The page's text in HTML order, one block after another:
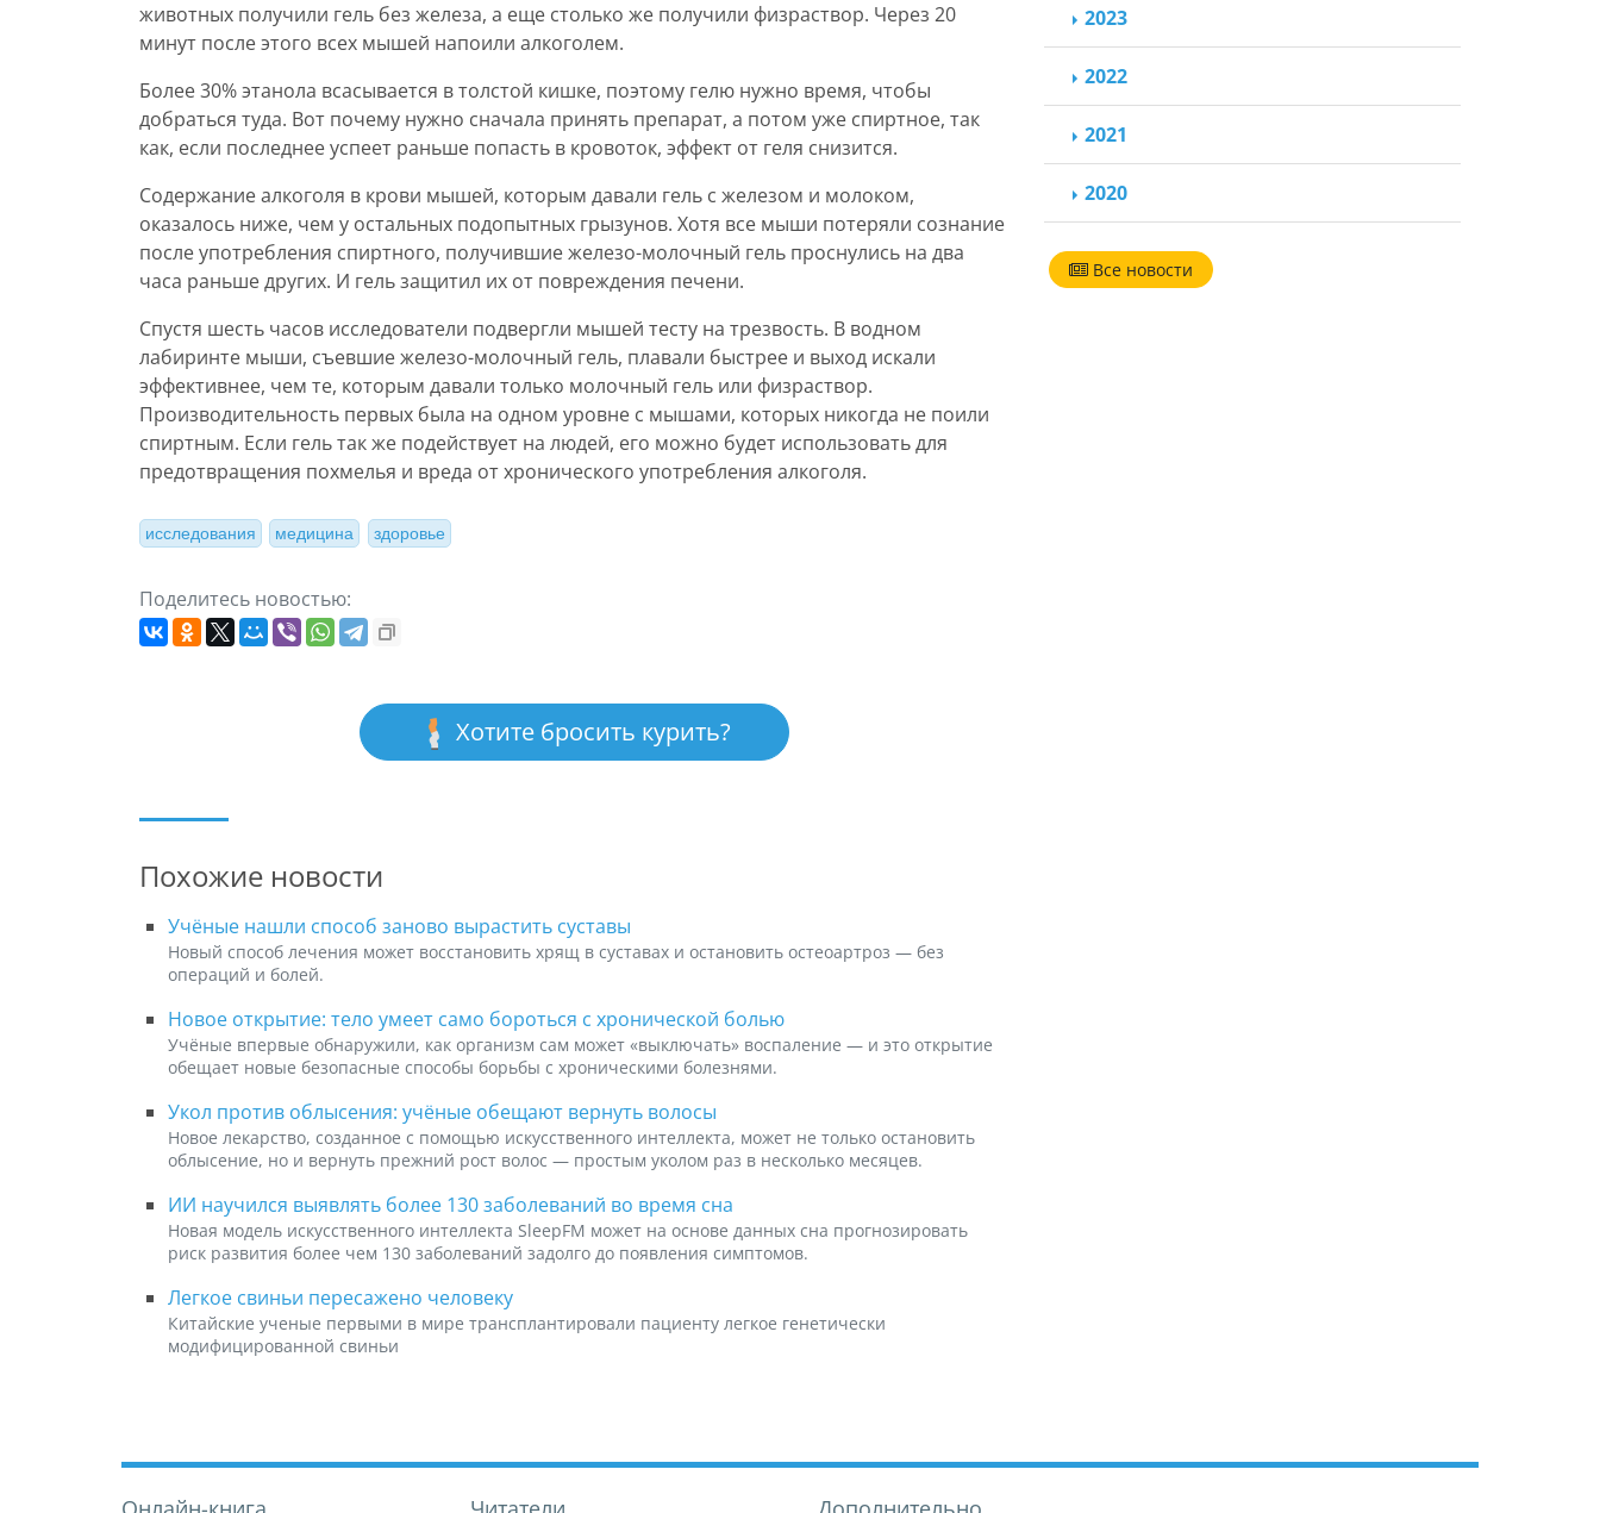
животных получили гель без железа, а еще столько же получили физраствор. Через 20
минут после этого всех мышей напоили алкоголем.
Более 30% этанола всасывается в толстой кишке, поэтому гелю нужно время, чтобы
добраться туда. Вот почему нужно сначала принять препарат, а потом уже спиртное, так
как, если последнее успеет раньше попасть в кровоток, эффект от геля снизится.
Содержание алкоголя в крови мышей, которым давали гель с железом и молоком,
оказалось ниже, чем у остальных подопытных грызунов. Хотя все мыши потеряли сознание
после употребления спиртного, получившие железо-молочный гель проснулись на два
часа раньше других. И гель защитил их от повреждения печени.
Спустя шесть часов исследователи подвергли мышей тесту на трезвость. В водном
лабиринте мыши, съевшие железо-молочный гель, плавали быстрее и выход искали
эффективнее, чем те, которым давали только молочный гель или физраствор.
Производительность первых была на одном уровне с мышами, которых никогда не поили
спиртным. Если гель так же подействует на людей, его можно будет использовать для
предотвращения похмелья и вреда от хронического употребления алкоголя.
исследования медицина здоровье
Поделитесь новостью:
Хотите бросить курить?
Похожие новости
Учёные нашли способ заново вырастить суставы
Новый способ лечения может восстановить хрящ в суставах и остановить остеоартроз — без
операций и болей.
Новое открытие: тело умеет само бороться с хронической болью
Учёные впервые обнаружили, как организм сам может «выключать» воспаление — и это открытие
обещает новые безопасные способы борьбы с хроническими болезнями.
Укол против облысения: учёные обещают вернуть волосы
Новое лекарство, созданное с помощью искусственного интеллекта, может не только остановить
облысение, но и вернуть прежний рост волос — простым уколом раз в несколько месяцев.
ИИ научился выявлять более 130 заболеваний во время сна
Новая модель искусственного интеллекта SleepFM может на основе данных сна прогнозировать
риск развития более чем 130 заболеваний задолго до появления симптомов.
Легкое свиньи пересажено человеку
Китайские ученые первыми в мире трансплантировали пациенту легкое генетически
модифицированной свиньи
2023
2022
2021
2020
Все новости